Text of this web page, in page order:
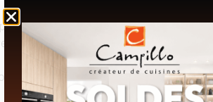
seulement une question d’esthétique,
repenser l’agencement des espaces
Loin d’être une simple pièce
où il fait bon cuisiner, recevoir et